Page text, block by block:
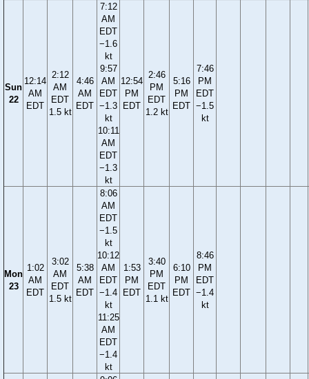
Sun
22
12:14
AM
EDT
2:12
AM
EDT
1.5 kt
4:46
AM
EDT
7:12
AM
EDT
−1.6
kt
9:57
AM
EDT
−1.3
kt
10:11
AM
EDT
−1.3
kt
12:54
PM
EDT
2:46
PM
EDT
1.2 kt
5:16
PM
EDT
7:46
PM
EDT
−1.5
kt
Mon
23
1:02
AM
EDT
3:02
AM
EDT
1.5 kt
5:38
AM
EDT
8:06
AM
EDT
−1.5
kt
10:12
AM
EDT
−1.4
kt
11:25
AM
EDT
−1.4
kt
1:53
PM
EDT
3:40
PM
EDT
1.1 kt
6:10
PM
EDT
8:46
PM
EDT
−1.4
kt